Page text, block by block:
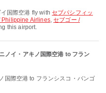
イ国際空港 fly withセブパシフィッ
Philippine Airlines,セブゴー /
this airport.
イ・アキノ国際空港 to フラン